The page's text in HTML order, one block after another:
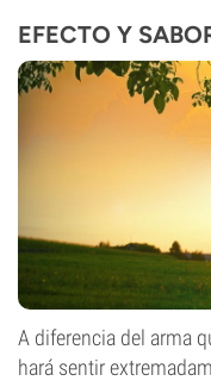
EFECTO Y
A diferencia del arma
hará sentir